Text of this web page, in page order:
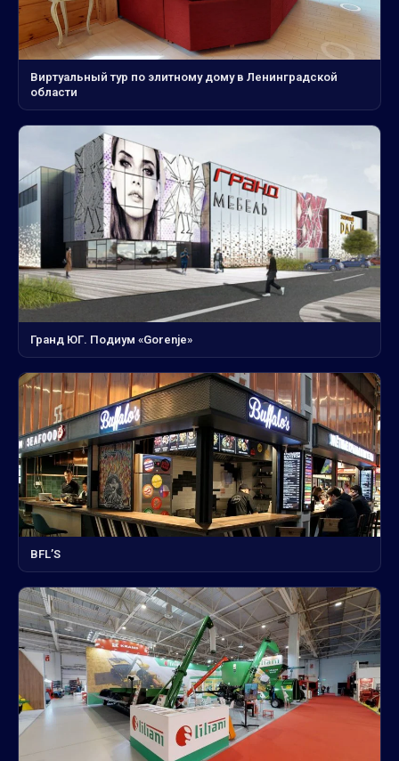
Виртуальный тур по элитному дому в Ленинградской
области
Гранд ЮГ. Подиум «Gorenje»
BFL’S